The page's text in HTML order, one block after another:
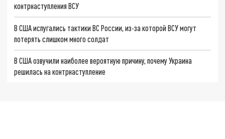
контрнаступления ВСУ
В США испугались тактики ВС России, из-за которой ВСУ могут
потерять слишком много солдат
В США озвучили наиболее вероятную причину, почему Украина
решилась на контрнаступление